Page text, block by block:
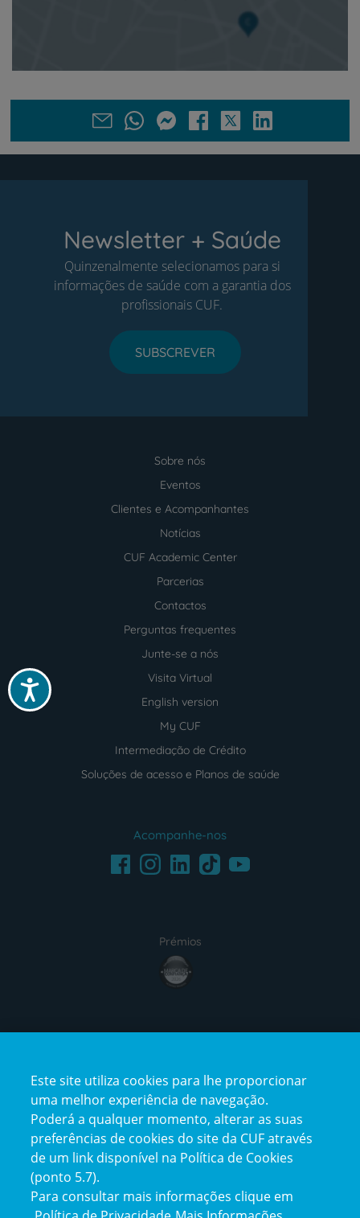
Acessibilidade
Newsletter + Saúde
Quinzenalmente selecionamos para si
informações de saúde com a garantia dos
profissionais CUF.
SUBSCREVER
Sobre nós
Eventos
Clientes e Acompanhantes
Notícias
CUF Academic Center
Parcerias
Contactos
Perguntas frequentes
Junte-se a nós
Visita Virtual
English version
My CUF
Intermediação de Crédito
Soluções de acesso e Planos de saúde
Acompanhe-nos
FacebookInstagramLinkedInTikTokYoutube
Prémios
award4
certification2certification3
Reclamações
Este site utiliza cookies para lhe proporcionar
uma melhor experiência de navegação.
Poderá a qualquer momento, alterar as suas
preferências de cookies do site da CUF através
de um link disponível na Política de Cookies
(ponto 5.7).
Para consultar mais informações clique em